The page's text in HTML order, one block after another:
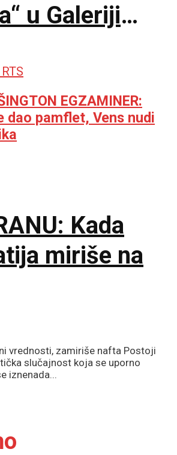
u Galeriji
EGZAMINER:
dao pamflet, Vens nudi
Kada
miriše na
vrednosti, zamiriše nafta Postoji
slučajnost koja se uporno
iznenada...